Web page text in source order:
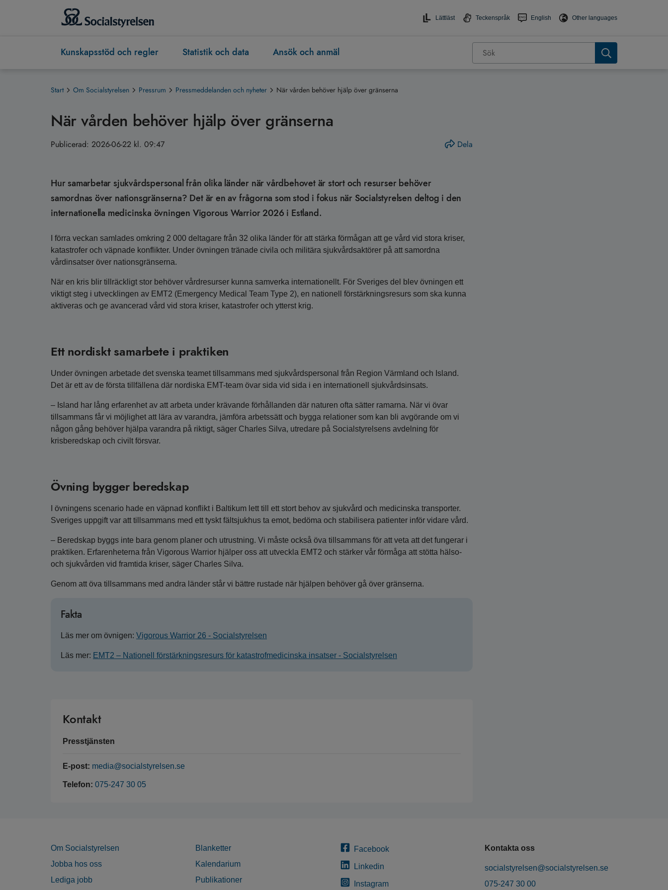
Lättläst Teckenspråk English Other languages
Kunskapsstöd och regler Statistik och data Ansök och anmäl
Start Om Socialstyrelsen Pressrum Pressmeddelanden och nyheter När vården behöver hjälp över gränserna
När vården behöver hjälp över gränserna
Publicerad: 2026-06-22 kl. 09:47 Dela
Hur samarbetar sjukvårdspersonal från olika länder när vårdbehovet är stort och resurser behöver
samordnas över nationsgränserna? Det är en av frågorna som stod i fokus när Socialstyrelsen deltog i den
internationella medicinska övningen Vigorous Warrior 2026 i Estland.
I förra veckan samlades omkring 2 000 deltagare från 32 olika länder för att stärka förmågan att ge vård vid stora kriser,
katastrofer och väpnade konflikter. Under övningen tränade civila och militära sjukvårdsaktörer på att samordna
vårdinsatser över nationsgränserna.
När en kris blir tillräckligt stor behöver vårdresurser kunna samverka internationellt. För Sveriges del blev övningen ett
viktigt steg i utvecklingen av EMT2 (Emergency Medical Team Type 2), en nationell förstärkningsresurs som ska kunna
aktiveras och ge avancerad vård vid stora kriser, katastrofer och ytterst krig.
Ett nordiskt samarbete i praktiken
Under övningen arbetade det svenska teamet tillsammans med sjukvårdspersonal från Region Värmland och Island.
Det är ett av de första tillfällena där nordiska EMT-team övar sida vid sida i en internationell sjukvårdsinsats.
– Island har lång erfarenhet av att arbeta under krävande förhållanden där naturen ofta sätter ramarna. När vi övar
tillsammans får vi möjlighet att lära av varandra, jämföra arbetssätt och bygga relationer som kan bli avgörande om vi
någon gång behöver hjälpa varandra på riktigt, säger Charles Silva, utredare på Socialstyrelsens avdelning för
krisberedskap och civilt försvar.
Övning bygger beredskap
I övningens scenario hade en väpnad konflikt i Baltikum lett till ett stort behov av sjukvård och medicinska transporter.
Sveriges uppgift var att tillsammans med ett tyskt fältsjukhus ta emot, bedöma och stabilisera patienter inför vidare vård.
– Beredskap byggs inte bara genom planer och utrustning. Vi måste också öva tillsammans för att veta att det fungerar i
praktiken. Erfarenheterna från Vigorous Warrior hjälper oss att utveckla EMT2 och stärker vår förmåga att stötta hälso-
och sjukvården vid framtida kriser, säger Charles Silva.
Genom att öva tillsammans med andra länder står vi bättre rustade när hjälpen behöver gå över gränserna.
Fakta
Läs mer om övnigen: Vigorous Warrior 26 - Socialstyrelsen
Läs mer: EMT2 – Nationell förstärkningsresurs för katastrofmedicinska insatser - Socialstyrelsen
Kontakt
Presstjänsten
E-post: media@socialstyrelsen.se
Telefon: 075-247 30 05
Om Socialstyrelsen
Jobba hos oss
Lediga jobb
Blanketter
Kalendarium
Publikationer
Facebook
Linkedin
Instagram
Kontakta oss
socialstyrelsen@socialstyrelsen.se
075-247 30 00